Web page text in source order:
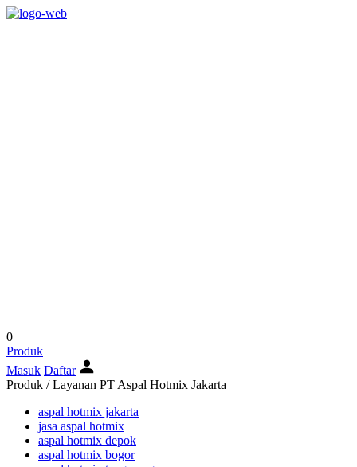
0
Produk
Masuk Daftar
Produk / Layanan PT Aspal Hotmix Jakarta
aspal hotmix jakarta
jasa aspal hotmix
aspal hotmix depok
aspal hotmix bogor